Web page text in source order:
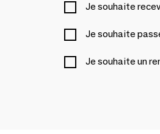
Je souhaite
Je souhaite
Je souhaite un